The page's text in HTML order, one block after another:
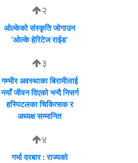
२
ओल्केको संस्कृति जोगाउन
‘ओल्के हेरिटेज राईड’
३
गम्भीर अवस्थाका बिरामीलाई
नयाँ जीवन दिएको भन्दै निसर्ग
हस्पिटलका चिकित्सक र
अध्यक्ष सम्मानित
४
गर्भा दरबार : राज्यको